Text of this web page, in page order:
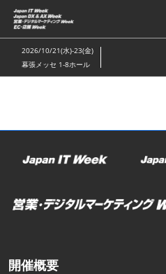
ス
キ
ッ
し
む
2026/10/21(水)-23(金)
幕張メッセ 1-8ホール
開催概要